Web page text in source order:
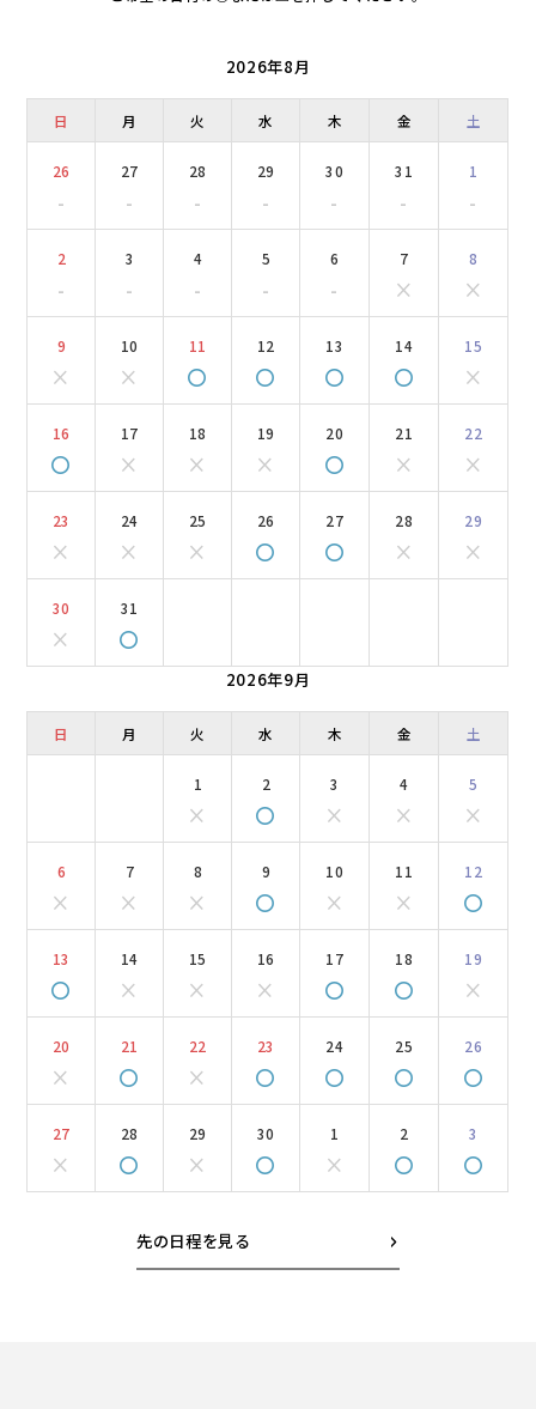
2026年8月
日 月 火 水 木 金 土
26
-
27
-
28
-
29
-
30
-
31
-
1
-
2
-
3
-
4
-
5
-
6
-
7
×
8
×
9
×
10
×
11
〇
12
〇
13
〇
14
〇
15
×
16
〇
17
×
18
×
19
×
20
〇
21
×
22
×
23
×
24
×
25
×
26
〇
27
〇
28
×
29
×
30
×
31
〇
2026年9月
日 月 火 水 木 金 土
1
×
2
〇
3
×
4
×
5
×
6
×
7
×
8
×
9
〇
10
×
11
×
12
〇
13
〇
14
×
15
×
16
×
17
〇
18
〇
19
×
20
×
21
〇
22
×
23
〇
24
〇
25
〇
26
〇
27
×
28
〇
29
×
30
〇
1
×
2
〇
3
〇
先の日程を見る